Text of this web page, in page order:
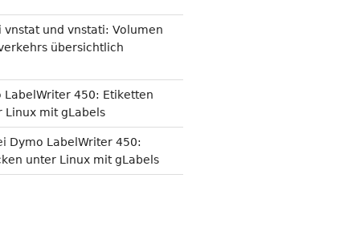
vnstat und vnstati: Volumen
übersichtlich
LabelWriter 450: Etiketten
Linux mit gLabels
Dymo LabelWriter 450:
unter Linux mit gLabels